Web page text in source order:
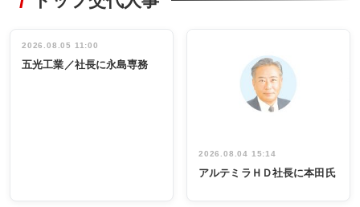
非鉄業界で
インタビュ
ー／社内ア
祝う 業界関
係者ら220人
出席
2026.08.05 11:00
五光工業／社長に永島専務
2026.08.04 15:14
アルテミラＨＤ社長に本田氏